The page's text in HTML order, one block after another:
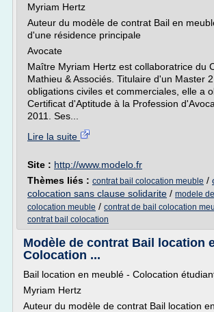
Myriam Hertz
Auteur du modèle de contrat Bail en
d'une résidence principale
Avocate
Maître Myriam Hertz est collaboratrice du
Mathieu & Associés. Titulaire d'un Master
obligations civiles et commerciales, elle a
Certificat d'Aptitude à la Profession
2011. Ses...
Lire la suite
Site : http://www.modelo.fr
Thèmes liés : contrat bail colocation meuble /
colocation sans clause solidarite / modele
colocation meuble / contrat de bail colocation
contrat bail colocation
Modèle de contrat Bail location
Colocation ...
Bail location en meublé - Colocation
Myriam Hertz
Auteur du modèle de contrat Bail location